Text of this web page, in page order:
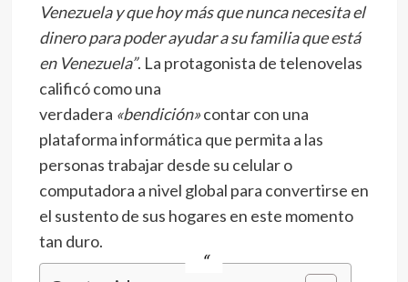
Venezuela y que hoy más que nunca necesita el
dinero para poder ayudar a su familia que está
en Venezuela”. La protagonista de telenovelas
calificó como una
verdadera «bendición»contar con una
plataforma informática que permita a las
personas trabajar desde su celular o
computadora a nivel global para convertirse en
el sustento de sus hogares en este momento
tan duro.